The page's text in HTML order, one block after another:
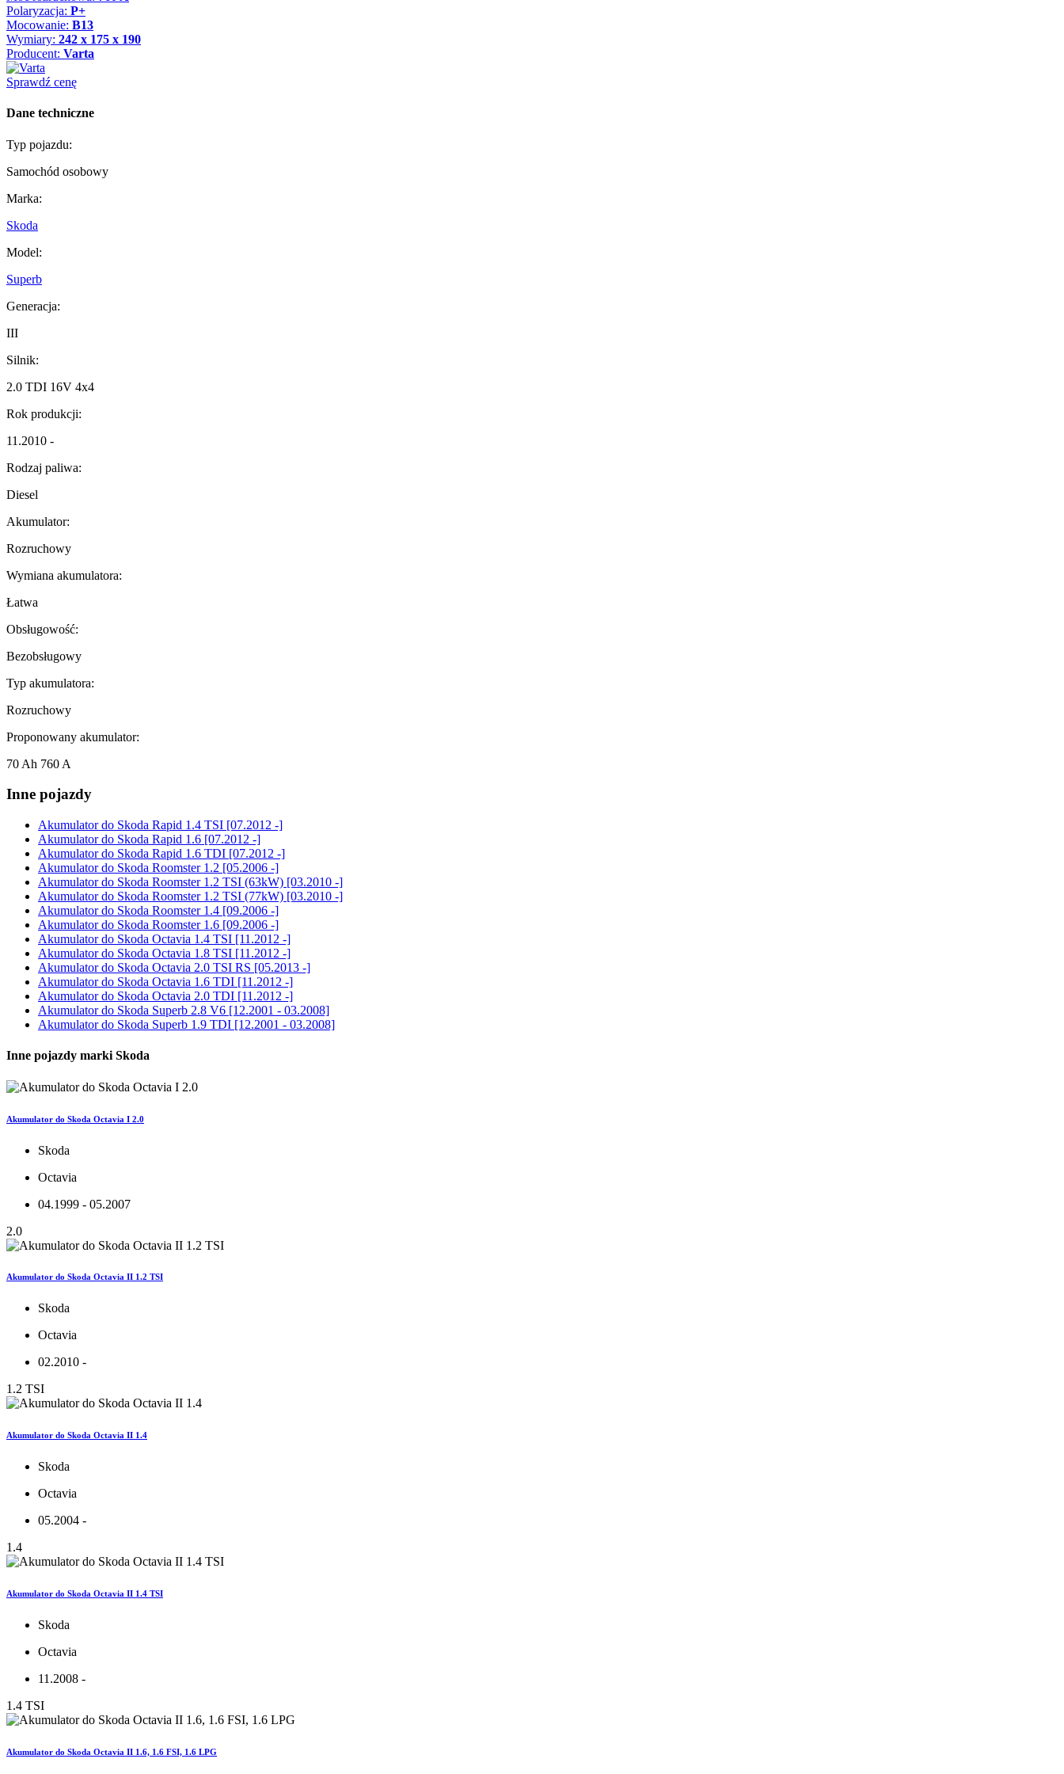
Polaryzacja: P+
Mocowanie: B13
Wymiary: 242 x 175 x 190
Producent: Varta
Sprawdź cenę
Dane techniczne
Typ pojazdu:
Samochód osobowy
Marka:
Skoda
Model:
Superb
Generacja:
III
Silnik:
2.0 TDI 16V 4x4
Rok produkcji:
11.2010 -
Rodzaj paliwa:
Diesel
Akumulator:
Rozruchowy
Wymiana akumulatora:
Łatwa
Obsługowość:
Bezobsługowy
Typ akumulatora:
Rozruchowy
Proponowany akumulator:
70 Ah 760 A
Inne pojazdy
Akumulator do Skoda Rapid 1.4 TSI [07.2012 -]
Akumulator do Skoda Rapid 1.6 [07.2012 -]
Akumulator do Skoda Rapid 1.6 TDI [07.2012 -]
Akumulator do Skoda Roomster 1.2 [05.2006 -]
Akumulator do Skoda Roomster 1.2 TSI (63kW) [03.2010 -]
Akumulator do Skoda Roomster 1.2 TSI (77kW) [03.2010 -]
Akumulator do Skoda Roomster 1.4 [09.2006 -]
Akumulator do Skoda Roomster 1.6 [09.2006 -]
Akumulator do Skoda Octavia 1.4 TSI [11.2012 -]
Akumulator do Skoda Octavia 1.8 TSI [11.2012 -]
Akumulator do Skoda Octavia 2.0 TSI RS [05.2013 -]
Akumulator do Skoda Octavia 1.6 TDI [11.2012 -]
Akumulator do Skoda Octavia 2.0 TDI [11.2012 -]
Akumulator do Skoda Superb 2.8 V6 [12.2001 - 03.2008]
Akumulator do Skoda Superb 1.9 TDI [12.2001 - 03.2008]
Inne pojazdy marki Skoda
Akumulator do Skoda Octavia I 2.0
Skoda
Octavia
04.1999 - 05.2007
2.0
Akumulator do Skoda Octavia II 1.2 TSI
Skoda
Octavia
02.2010 -
1.2 TSI
Akumulator do Skoda Octavia II 1.4
Skoda
Octavia
05.2004 -
1.4
Akumulator do Skoda Octavia II 1.4 TSI
Skoda
Octavia
11.2008 -
1.4 TSI
Akumulator do Skoda Octavia II 1.6, 1.6 FSI, 1.6 LPG